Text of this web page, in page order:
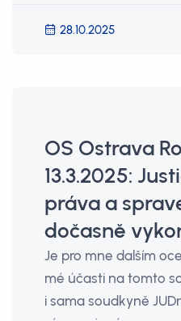
28.10.2025
OS Ostrava
13.3.2025:
práva a
dočasně
Je pro mne dalším
mé účasti na tomto
i sama soudkyně